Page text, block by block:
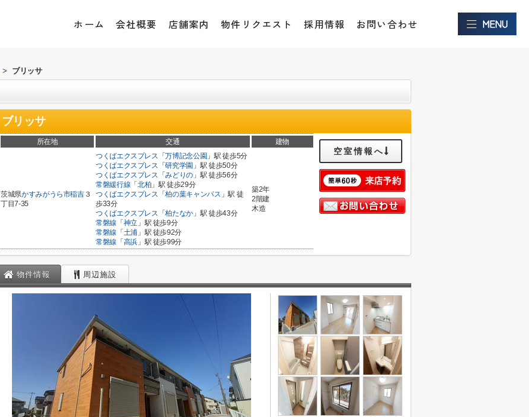
ホーム 会社概要 店舗案内 物件リクエスト 採用情報 お問い合わせ
> ブリッサ
ブリッサ
所在地 交通 建物
茨城県かすみがうら市稲吉３
丁目7-35
つくばエクスプレス 「万博記念公園 」駅 徒歩5分
つくばエクスプレス 「研究学園 」駅 徒歩50分
つくばエクスプレス 「みどりの 」駅 徒歩56分
常磐緩行線 「 北柏 」駅 徒歩29分
つくばエクスプレス 「柏の葉キャンパス 」駅 徒
歩33分
つくばエクスプレス 「柏たなか 」駅 徒歩43分
常磐線 「 神立 」駅 徒歩9分
常磐線 「 土浦」駅 徒歩92分
常磐線 「 高浜」駅 徒歩99分
築2年
2階建
木造
空室情報へ
物件情報 周辺施設